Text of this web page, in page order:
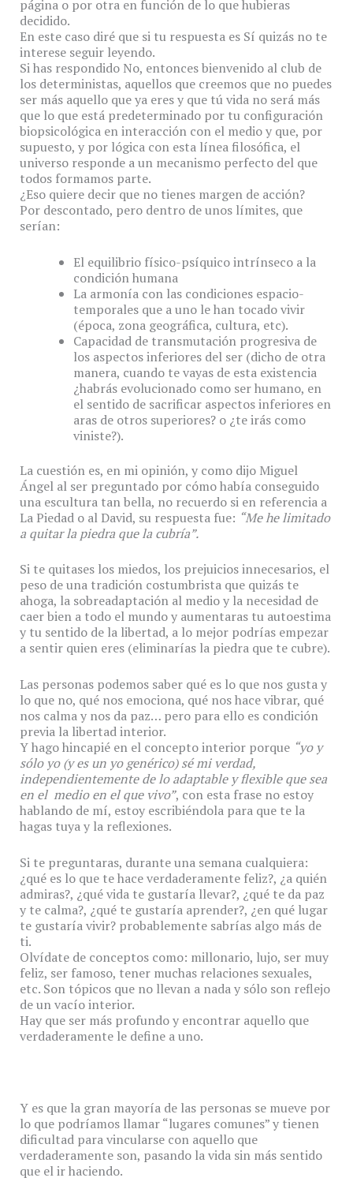
página o por otra en función de lo que hubieras
decidido.
En este caso diré que si tu respuesta es Sí quizás no te
interese seguir leyendo.
Si has respondido No, entonces bienvenido al club de
los deterministas, aquellos que creemos que no puedes
ser más aquello que ya eres y que tú vida no será más
que lo que está predeterminado por tu configuración
biopsicológica en interacción con el medio y que, por
supuesto, y por lógica con esta línea filosófica, el
universo responde a un mecanismo perfecto del que
todos formamos parte.
¿Eso quiere decir que no tienes margen de acción?
Por descontado, pero dentro de unos límites, que
serían:
El equilibrio físico-psíquico intrínseco a la
condición humana
La armonía con las condiciones espacio-
temporales que a uno le han tocado vivir
(época, zona geográfica, cultura, etc).
Capacidad de transmutación progresiva de
los aspectos inferiores del ser (dicho de otra
manera, cuando te vayas de esta existencia
¿habrás evolucionado como ser humano, en
el sentido de sacrificar aspectos inferiores en
aras de otros superiores? o ¿te irás como
viniste?).
La cuestión es, en mi opinión, y como dijo Miguel
Ángel al ser preguntado por cómo había conseguido
una escultura tan bella, no recuerdo si en referencia a
La Piedad o al David, su respuesta fue: “Me he limitado
a quitar la piedra que la cubría”.
Si te quitases los miedos, los prejuicios innecesarios, el
peso de una tradición costumbrista que quizás te
ahoga, la sobreadaptación al medio y la necesidad de
caer bien a todo el mundo y aumentaras tu autoestima
y tu sentido de la libertad, a lo mejor podrías empezar
a sentir quien eres (eliminarías la piedra que te cubre).
Las personas podemos saber qué es lo que nos gusta y
lo que no, qué nos emociona, qué nos hace vibrar, qué
nos calma y nos da paz… pero para ello es condición
previa la libertad interior.
Y hago hincapié en el concepto interior porque “yo y
sólo yo (y es un yo genérico) sé mi verdad,
independientemente de lo adaptable y flexible que sea
en el medio en el que vivo”, con esta frase no estoy
hablando de mí, estoy escribiéndola para que te la
hagas tuya y la reflexiones.
Si te preguntaras, durante una semana cualquiera:
¿qué es lo que te hace verdaderamente feliz?, ¿a quién
admiras?, ¿qué vida te gustaría llevar?, ¿qué te da paz
y te calma?, ¿qué te gustaría aprender?, ¿en qué lugar
te gustaría vivir? probablemente sabrías algo más de
ti.
Olvídate de conceptos como: millonario, lujo, ser muy
feliz, ser famoso, tener muchas relaciones sexuales,
etc. Son tópicos que no llevan a nada y sólo son reflejo
de un vacío interior.
Hay que ser más profundo y encontrar aquello que
verdaderamente le define a uno.
Y es que la gran mayoría de las personas se mueve por
lo que podríamos llamar “lugares comunes” y tienen
dificultad para vincularse con aquello que
verdaderamente son, pasando la vida sin más sentido
que el ir haciendo.